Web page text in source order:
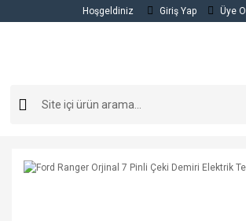
Hoşgeldiniz Giriş Yap Üye Ol